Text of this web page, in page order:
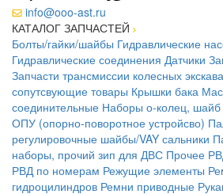
info@ooo-ast.ru
КАТАЛОГ ЗАПЧАСТЕЙ
Болты/гайки/шайбы Гидравлические
Гидравлические соединения Датчики
Запчасти трансмиссии колесных
сопутсвующие товары Крышки бака
соединительные Наборы о-колец, шайб
ОПУ (опорно-поворотное устройсво)
регулировочные шайбы/VAY сальники
наборы, прочий зип для ДВС Прочее
РВД по номерам Режущие элементы
гидроцилиндров Ремни приводные